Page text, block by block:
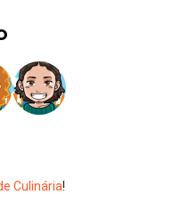
Culinária!